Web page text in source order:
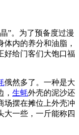
”。为了预备度过漫
内的养分和油脂，
好给门客们大饱口福
俄然多了。一种是大
， 生蚝外壳的泥沙还
场摆在摊位上外壳冲
大一些，一斤能称四